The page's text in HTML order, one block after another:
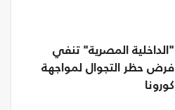
"الداخلية المصرية" تنفي
فرض حظر التجوال لمواجهة
كورونا